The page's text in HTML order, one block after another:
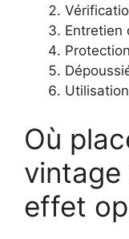
Entretien
Où
vintage
effet